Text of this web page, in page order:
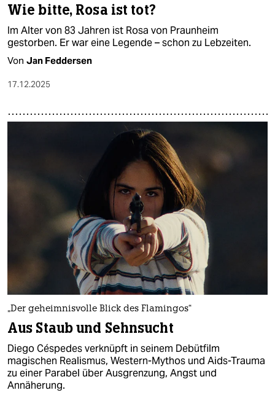
Wie bitte, Rosa ist tot?
Im Alter von 83 Jahren ist Rosa von Praunheim
gestorben. Er war eine Legende – schon zu Lebzeiten.
Von Jan Feddersen
17.12.2025
„Der geheimnisvolle Blick des Flamingos“
Aus Staub und Sehnsucht
Diego Céspedes verknüpft in seinem Debütfilm
magischen Realismus, Western-Mythos und Aids-Trauma
zu einer Parabel über Ausgrenzung, Angst und
Annäherung.